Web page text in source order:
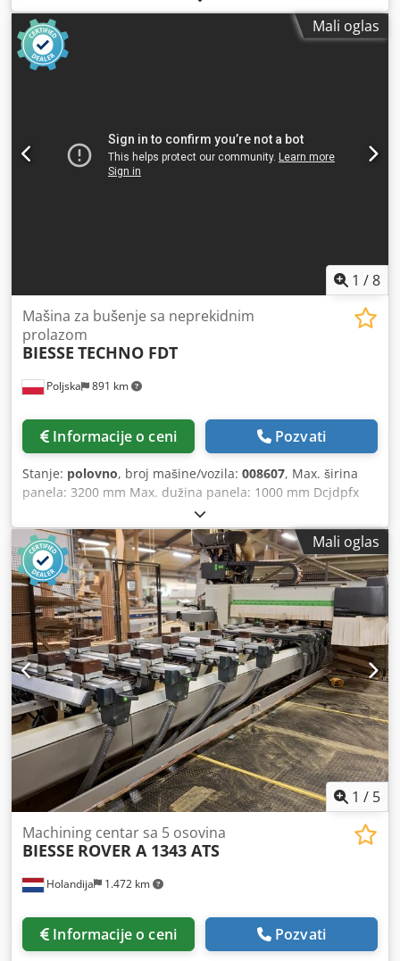
upravljača: da Dedpfjzqz Rcjx Ahhjck Bočne horizontalne
grupe: da
Mali oglas
1 /8
Poljska 891 km
Mašina za bušenje sa neprekidnim
prolazom
BIESSE TECHNO FDT
Informacije o ceni Pozvati
Stanje: polovno, broj mašine/vozila: 008607, Max. širina
panela: 3200 mm Max. dužina panela: 1000 mm Dcjdpfx
Ahjzqz N Eohek Broj agregata: 6 Broj agregata: 4 Bočne
horizontalne grupe: da
Mali oglas
1 / 5
Holandija 1.472 km
Machining centar sa 5 osovina
BIESSE ROVER A 1343 ATS
Informacije o ceni Pozvati